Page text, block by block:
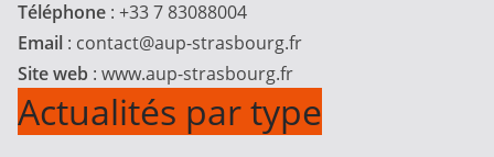
Téléphone : +33 7 83088004
Email : contact@aup-strasbourg.fr
Site web : www.aup-strasbourg.fr
Actualités par type